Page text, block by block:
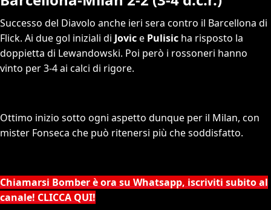
Successo del Diavolo anche ieri sera contro il Barcellona di
Flick. Ai due gol iniziali di Jovice Pulisic ha risposto la
doppietta di Lewandowski. Poi però i rossoneri hanno
vinto per 3-4 ai calci di rigore.
Ottimo inizio sotto ogni aspetto dunque per il Milan, con
mister Fonseca che può ritenersi più che soddisfatto.
Chiamarsi Bomber è ora su Whatsapp, iscriviti subito al
canale! CLICCA QUI!